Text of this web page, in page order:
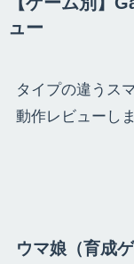
ュー
タイプの違うス
動作レビューしま
ウマ娘（育成ゲ